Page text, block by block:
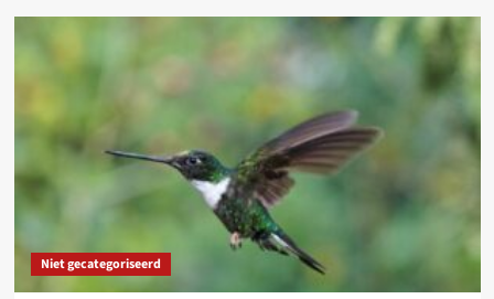
Niet gecategoriseerd